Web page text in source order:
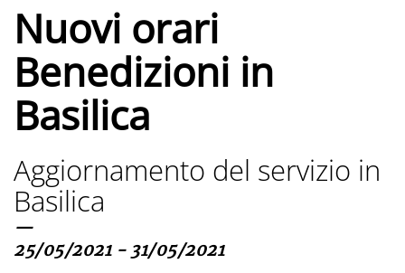
Nuovi orari
Benedizioni in
Basilica
Aggiornamento del servizio in
Basilica
—
25/05/2021 - 31/05/2021